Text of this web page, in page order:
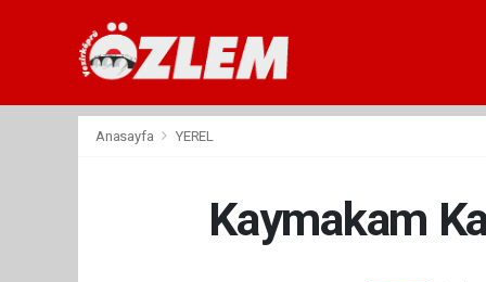
Anasayfa YEREL
Kaymakam